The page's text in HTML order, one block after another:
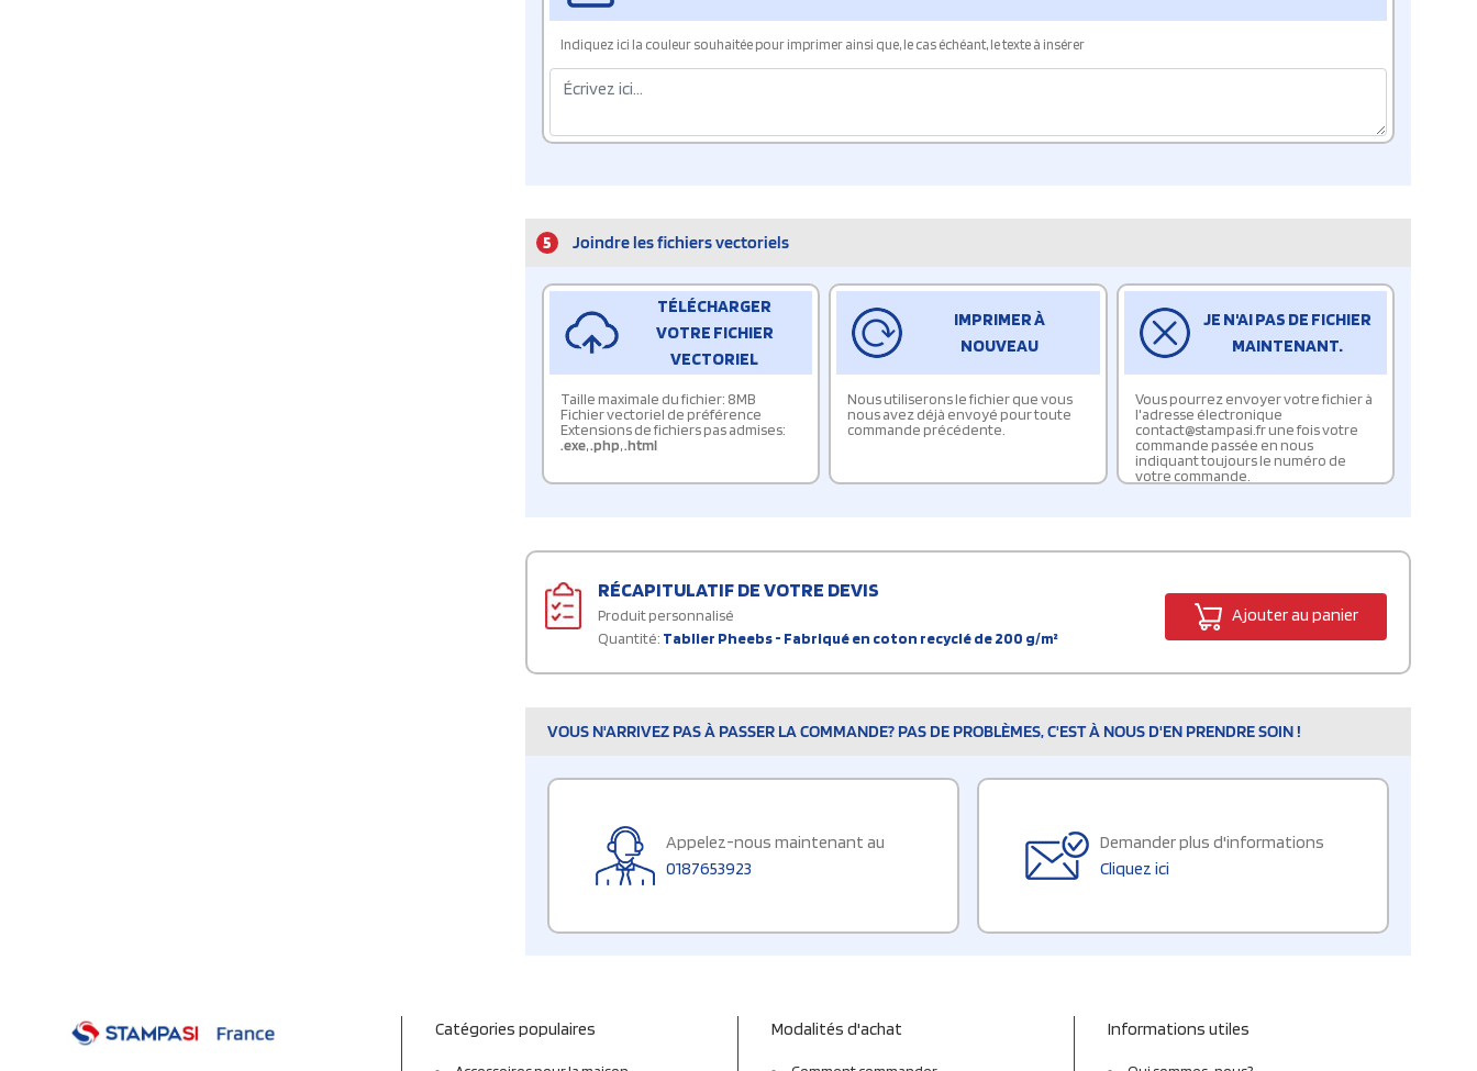
Indiquez ici la couleur souhaitée pour imprimer ainsi que, le cas échéant, le texte à insérer
5 Joindre les fichiers vectoriels
TÉLÉCHARGER
VOTRE FICHIER
VECTORIEL
Taille maximale du fichier: 8MB
Fichier vectoriel de préférence
Extensions de fichiers pas admises:
.exe,.php,.html
IMPRIMER À
NOUVEAU
Nous utiliserons le fichier que vous
nous avez déjà envoyé pour toute
commande précédente.
JE N'AI PAS DE FICHIER
MAINTENANT.
Vous pourrez envoyer votre fichier à
l'adresse électronique
contact@stampasi.fr une fois votre
commande passée en nous
indiquant toujours le numéro de
votre commande.
RÉCAPITULATIF DE VOTRE DEVIS
Produit personnalisé
Quantité: Tablier Pheebs - Fabriqué en coton recyclé de 200 g/m²
Ajouter au panier
VOUS N'ARRIVEZ PAS À PASSER LA COMMANDE? PAS DE PROBLÈMES, C'EST À NOUS D'EN PRENDRE SOIN !
Appelez-nous maintenant au
0187653923
Demander plus d'informations
Cliquez ici
Catégories populaires Modalités d'achat Informations utiles